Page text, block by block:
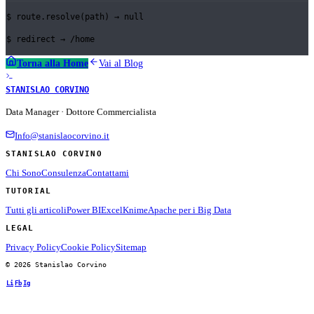
$ route.resolve(path) → null
$ redirect → /home
Torna alla Home Vai al Blog
STANISLAO CORVINO
Data Manager · Dottore Commercialista
Info@stanislaocorvino.it
STANISLAO CORVINO
Chi SonoConsulenzaContattami
TUTORIAL
Tutti gli articoliPower BIExcelKnimeApache per i Big Data
LEGAL
Privacy PolicyCookie PolicySitemap
© 2026 Stanislao Corvino
Li Fb Ig